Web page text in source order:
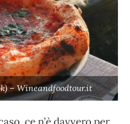
– Wineandfoodtour.it